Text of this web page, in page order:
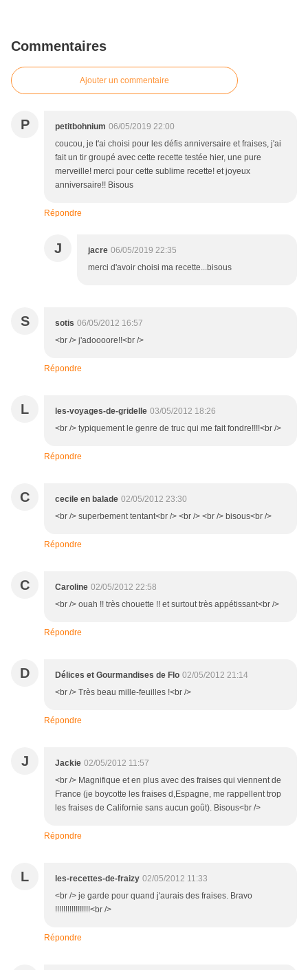
Commentaires
Ajouter un commentaire
P petitbohnium 06/05/2019 22:00
coucou, je t'ai choisi pour les défis anniversaire et fraises, j'ai
fait un tir groupé avec cette recette testée hier, une pure
merveille! merci pour cette sublime recette! et joyeux
anniversaire!! Bisous
Répondre
J jacre 06/05/2019 22:35
merci d'avoir choisi ma recette...bisous
S sotis 06/05/2012 16:57
<br /> j'adoooore!!<br />
Répondre
L les-voyages-de-gridelle 03/05/2012 18:26
<br /> typiquement le genre de truc qui me fait fondre!!!!<br />
Répondre
C cecile en balade 02/05/2012 23:30
<br /> superbement tentant<br /> <br /> <br /> bisous<br />
Répondre
C Caroline 02/05/2012 22:58
<br /> ouah !! très chouette !! et surtout très appétissant<br />
Répondre
D Délices et Gourmandises de Flo 02/05/2012 21:14
<br /> Très beau mille-feuilles !<br />
Répondre
J Jackie 02/05/2012 11:57
<br /> Magnifique et en plus avec des fraises qui viennent de
France (je boycotte les fraises d,Espagne, me rappellent trop
les fraises de Californie sans aucun goût). Bisous<br />
Répondre
L les-recettes-de-fraizy 02/05/2012 11:33
<br /> je garde pour quand j'aurais des fraises. Bravo
!!!!!!!!!!!!!!!!!<br />
Répondre